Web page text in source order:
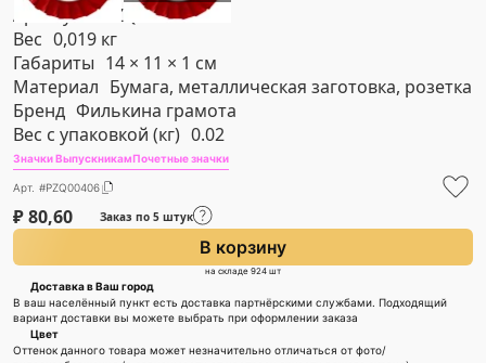
Артикул #PZQ00406
Вес 0,019 кг
Габариты 14 × 11 × 1 см
Материал Бумага, металлическая заготовка, розетка
Бренд Филькина грамота
Вес с упаковкой (кг) 0.02
Значки ВыпускникамПочетные значки
Арт. #PZQ00406
₽80,60 Заказ по 5 штук
В корзину
на складе 924 шт
Доставка в Ваш город
В ваш населённый пункт есть доставка партнёрскими службами. Подходящий
вариант доставки вы можете выбрать при оформлении заказа
Цвет
Оттенок данного товара может незначительно отличаться от фото/